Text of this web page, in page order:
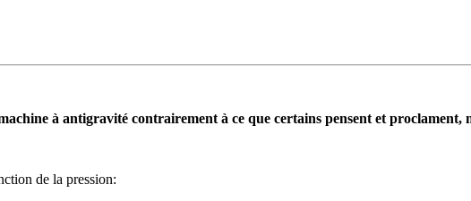
à antigravité contrairement à ce que certains pensent et proclament,
de la pression: